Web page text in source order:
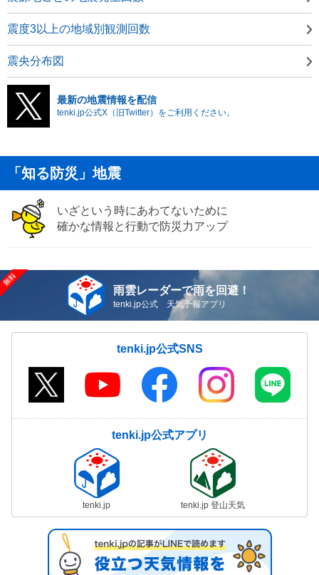
震度3以上の地域別観測回数
震央分布図
最新の地震情報を配信
tenki.jp公式X（旧Twitter）をご利用ください。
「知る防災」地震
いざという時にあわてないために
確かな情報と行動で防災力アップ
雨雲レーダーで雨を回避！
tenki.jp公式 天気予報アプリ
tenki.jp公式SNS
tenki.jp公式アプリ
tenki.jp tenki.jp 登山天気